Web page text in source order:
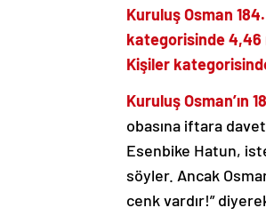
Kuruluş Osman
kategorisinde 4,46
Kişiler
Kuruluş Osman’ın
obasına iftara
Esenbike Hatun,
söyler. Ancak
cenk vardır!”